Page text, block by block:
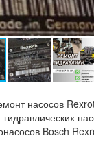
насосов
Bosch